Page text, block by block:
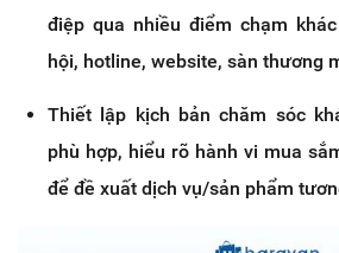
điệp qua nhiều điểm chạm
hội, hotline, website, sàn thương
Thiết lập kịch bản chăm sóc
phù hợp, hiểu rõ hành vi mua
để đề xuất dịch vụ/sản phẩm